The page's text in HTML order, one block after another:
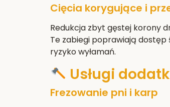
Cięcia korygujące i
Redukcja zbyt gęstej korony
Te zabiegi poprawiają dostęp
ryzyko wyłamań.
Usługi
Frezowanie pni i karp